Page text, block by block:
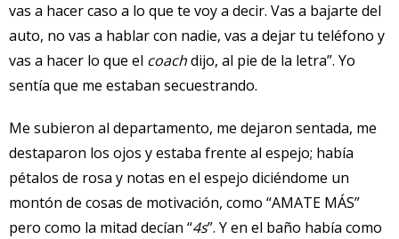
vas a hacer caso a lo que te voy a decir. Vas a bajarte del
auto, no vas a hablar con nadie, vas a dejar tu teléfono y
vas a hacer lo que el coachdijo, al pie de la letra”. Yo
sentía que me estaban secuestrando.
Me subieron al departamento, me dejaron sentada, me
destaparon los ojos y estaba frente al espejo; había
pétalos de rosa y notas en el espejo diciéndome un
montón de cosas de motivación, como “AMATE MÁS”
pero como la mitad decían “4s”. Y en el baño había como